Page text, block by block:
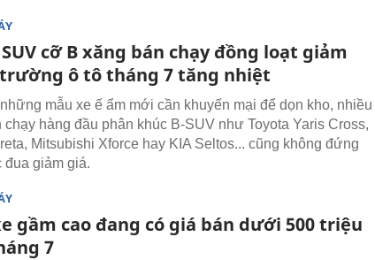
cỡ B xăng bán chạy đồng loạt giảm
ô tô tháng 7 tăng nhiệt
mẫu xe ế ẩm mới cần khuyến mại để dọn kho, nhiều
chạy hàng đầu phân khúc B-SUV như Toyota Yaris Cross,
Mitsubishi Xforce hay KIA Seltos... cũng không đứng
đua giảm giá.
gầm cao đang có giá bán dưới 500 triệu
7